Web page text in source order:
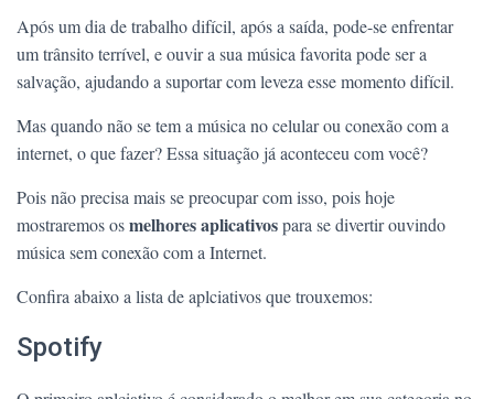
Após um dia de trabalho difícil, após a saída, pode-se enfrentar
um trânsito terrível, e ouvir a sua música favorita pode ser a
salvação, ajudando a suportar com leveza esse momento difícil.
Mas quando não se tem a música no celular ou conexão com a
internet, o que fazer? Essa situação já aconteceu com você?
Pois não precisa mais se preocupar com isso, pois hoje
mostraremos osmelhores aplicativospara se divertir ouvindo
música sem conexão com a Internet.
Confira abaixo a lista de aplciativos que trouxemos:
Spotify